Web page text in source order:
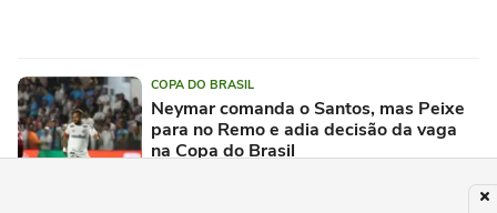
COPA DO BRASIL
Neymar comanda o Santos, mas Peixe
para no Remo e adia decisão da vaga
na Copa do Brasil